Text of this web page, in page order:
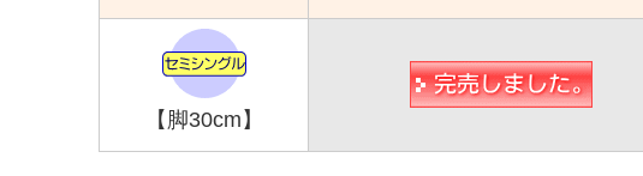
【脚30cm】